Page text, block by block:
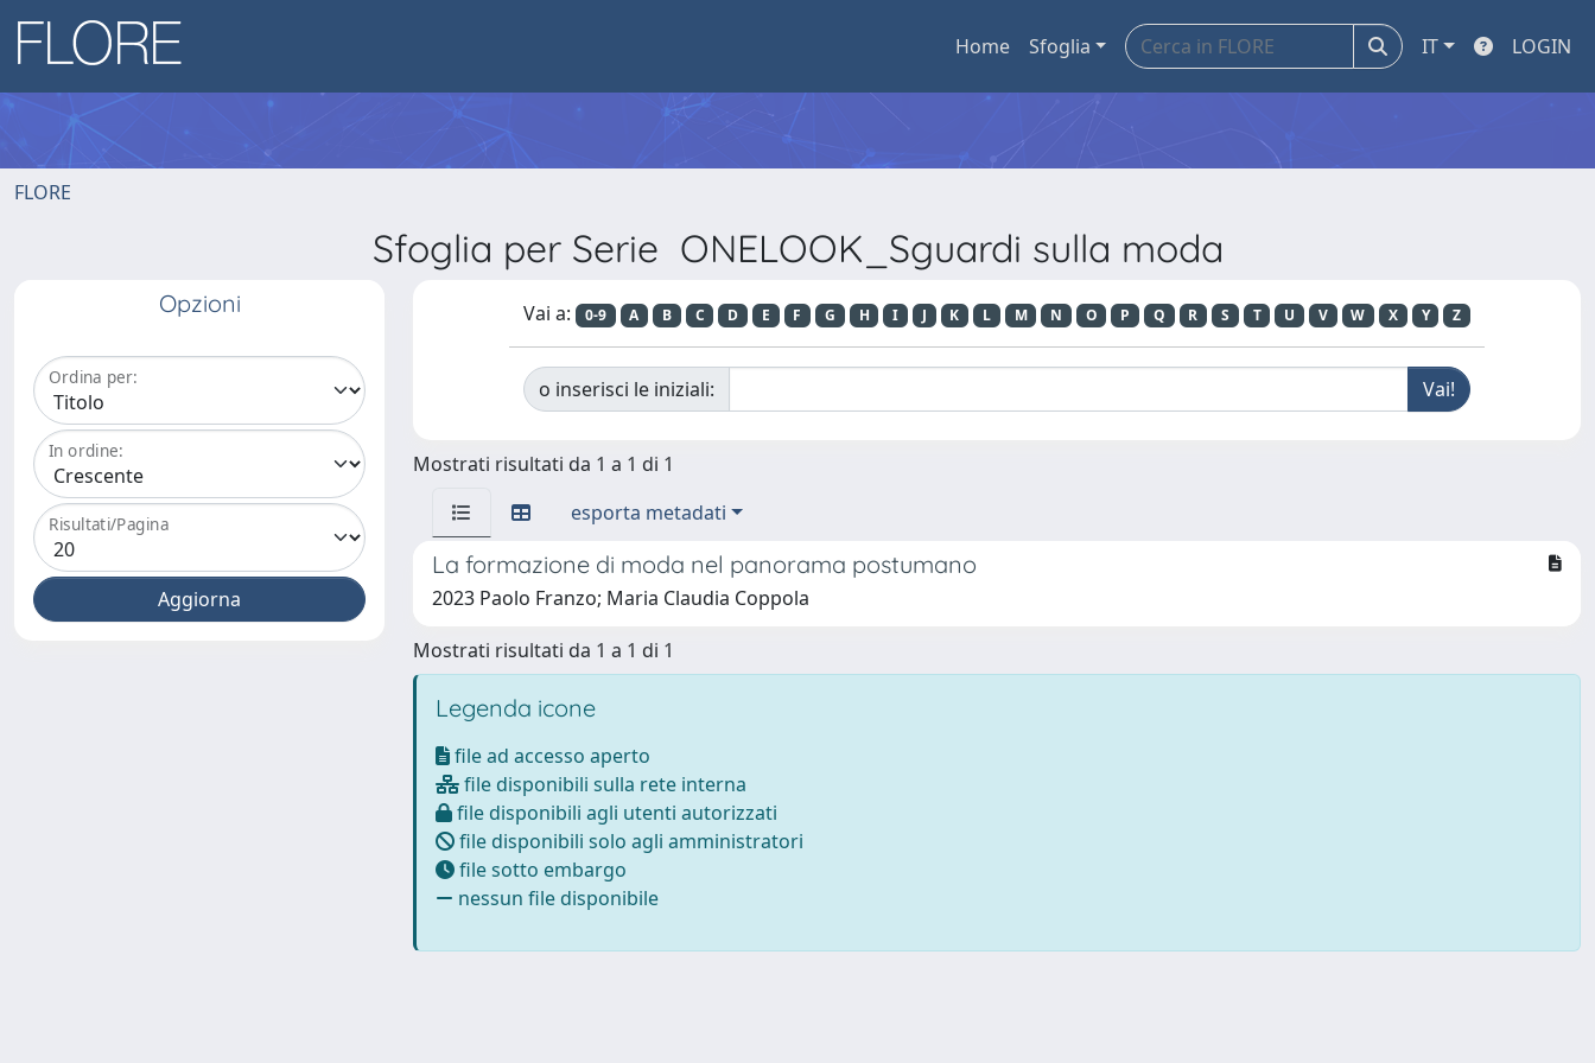
Home Sfoglia IT LOGIN
FLORE
Sfoglia per Serie ONELOOK_Sguardi sulla moda
Opzioni
Ordina per:
In ordine:
Risultati/Pagina
Vai a: 0-9 A B C D E F G H I J K L M N O P Q R S T U V W X Y Z
o inserisci le iniziali:
Mostrati risultati da 1 a 1 di 1
esporta metadati
La formazione di moda nel panorama postumano
2023 Paolo Franzo; Maria Claudia Coppola
Mostrati risultati da 1 a 1 di 1
Legenda icone
file ad accesso aperto
file disponibili sulla rete interna
file disponibili agli utenti autorizzati
file disponibili solo agli amministratori
file sotto embargo
nessun file disponibile